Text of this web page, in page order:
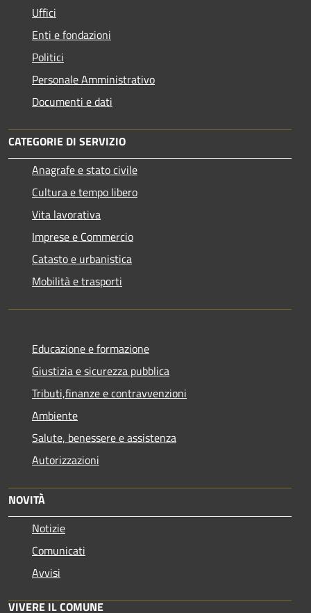
Uffici
Enti e fondazioni
Politici
Personale Amministrativo
Documenti e dati
CATEGORIE DI SERVIZIO
Anagrafe e stato civile
Cultura e tempo libero
Vita lavorativa
Imprese e Commercio
Catasto e urbanistica
Mobilità e trasporti
Educazione e formazione
Giustizia e sicurezza pubblica
Tributi,finanze e contravvenzioni
Ambiente
Salute, benessere e assistenza
Autorizzazioni
NOVITÀ
Notizie
Comunicati
Avvisi
VIVERE IL COMUNE